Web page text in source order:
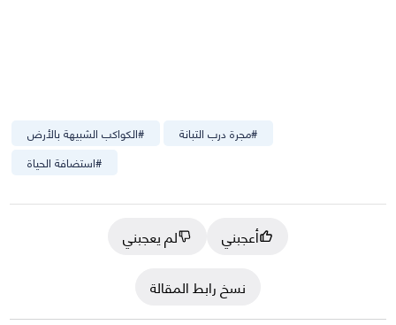
#الكواكب الشبيهة بالأرض #مجرة درب التبانة
#استضافة الحياة
أعجبني
لم يعجبني
نسخ رابط المقالة